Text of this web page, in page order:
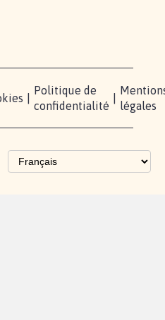
Politique de
confidentialité
légales